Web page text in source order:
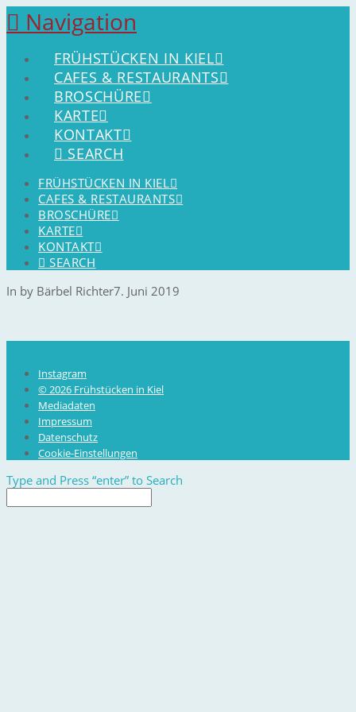
Navigation
FRÜHSTÜCKEN IN KIEL
CAFES & RESTAURANTS
BROSCHÜRE
KARTE
KONTAKT
SEARCH
FRÜHSTÜCKEN IN KIEL
CAFES & RESTAURANTS
BROSCHÜRE
KARTE
KONTAKT
SEARCH
In by Bärbel Richter7. Juni 2019
Instagram
© 2026 Frühstücken in Kiel
Mediadaten
Impressum
Datenschutz
Cookie-Einstellungen
Type and Press “enter” to Search